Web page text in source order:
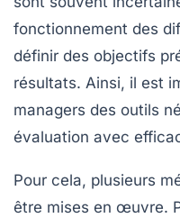
fonctionnement des
définir des objectifs
résultats. Ainsi, il est
managers des outils
évaluation avec
Pour cela, plusieurs
être mises en œuvre.